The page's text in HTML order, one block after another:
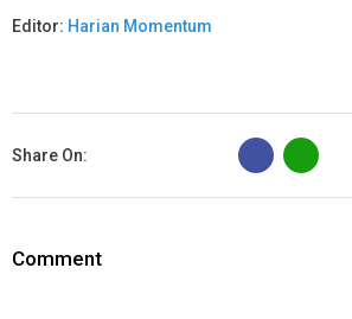
Editor: Harian Momentum
Share On:
B
Comment